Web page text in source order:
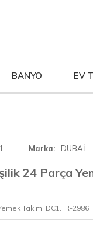
BANYO EV
Marka DUBAİ
24 Parça
Takımı DC1.TR-2986